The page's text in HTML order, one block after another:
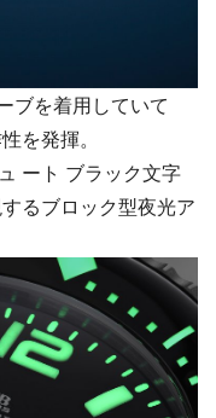
ブを着用していて
を発揮。
ート ブラック文字
るブロック型夜光ア